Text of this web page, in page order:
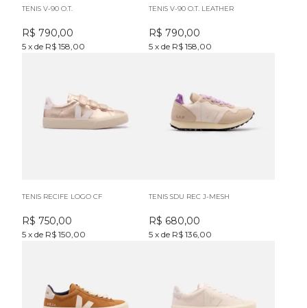
TENIS V-90 O.T.
R$ 790,00
5 x de R$ 158,00
TENIS V-90 O.T. LEATHER
R$ 790,00
5 x de R$ 158,00
TENIS RECIFE LOGO CF
R$ 750,00
5 x de R$ 150,00
TENIS SDU REC J-MESH
R$ 680,00
5 x de R$ 136,00